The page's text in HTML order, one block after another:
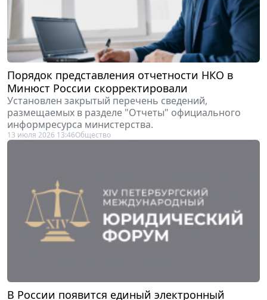
Порядок представления отчетности НКО в
Минюст России скорректировали
Установлен закрытый перечень сведений,
размещаемых в разделе "Отчеты" официального
информресурса министерства.
13 июля 2026 13:46Общество
В России появится единый электронный
реестр исполнительных документов